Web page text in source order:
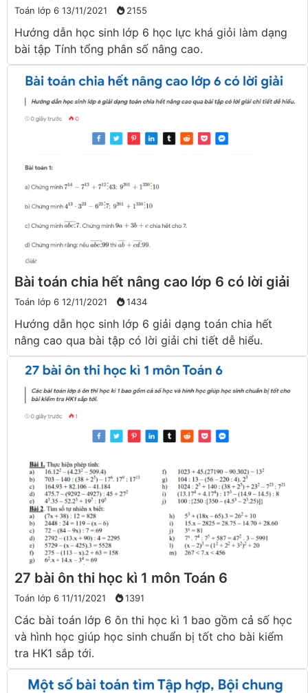
Toán lớp 6 13/11/2021 2155
Hướng dẫn học sinh lớp 6 học lực khá giỏi làm dạng
bài tập Tính tổng phân số nâng cao.
Bài toán chia hết nâng cao lớp 6 có lời giải
Toán lớp 6 12/11/2021 1434
Hướng dẫn học sinh lớp 6 giải dạng toán chia hết
nâng cao qua bài tập có lời giải chi tiết dễ hiểu.
27 bài ôn thi học kì 1 môn Toán 6
Toán lớp 6 11/11/2021 1391
Các bài toán lớp 6 ôn thi học kì 1 bao gồm cả số học
và hình học giúp học sinh chuẩn bị tốt cho bài kiểm
tra HK1 sắp tới.